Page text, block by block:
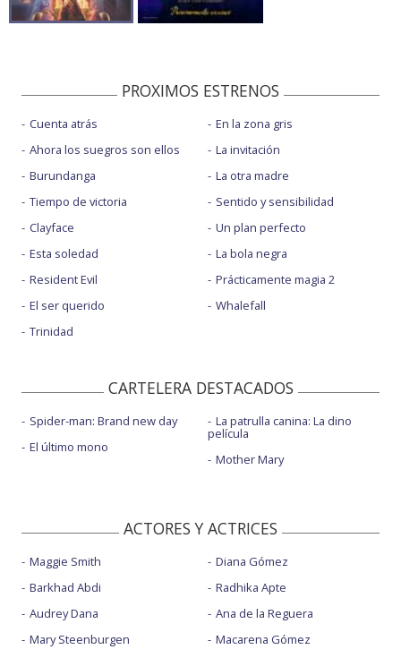
PROXIMOS ESTRENOS
Cuenta atrás
Ahora los suegros son ellos
Burundanga
Tiempo de victoria
Clayface
Esta soledad
Resident Evil
El ser querido
Trinidad
En la zona gris
La invitación
La otra madre
Sentido y sensibilidad
Un plan perfecto
La bola negra
Prácticamente magia 2
Whalefall
CARTELERA DESTACADOS
Spider-man: Brand new day
El último mono
La patrulla canina: La dino
película
Mother Mary
ACTORES Y ACTRICES
Maggie Smith
Barkhad Abdi
Audrey Dana
Mary Steenburgen
Diana Gómez
Radhika Apte
Ana de la Reguera
Macarena Gómez